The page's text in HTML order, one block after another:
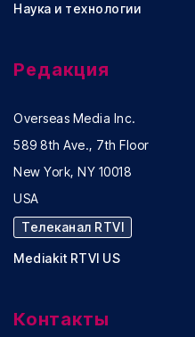
Наука и технологии
Редакция
Overseas Media Inc.
589 8th Ave., 7th Floor
New York, NY 10018
USA
Телеканал RTVI
Mediakit RTVI US
Контакты